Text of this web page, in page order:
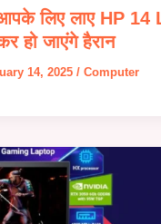
लिए लाए HP 14
हो जाएंगे हैरान
14, 2025 / Computer